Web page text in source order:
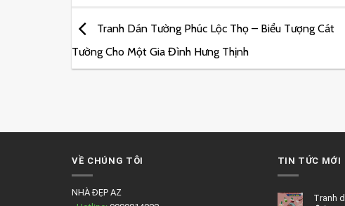
Tranh Dán Tường Phúc Lộc Thọ – Biểu Tượng Cát
Tường Cho Một Gia Đình Hưng Thịnh
VỀ CHÚNG TÔI
NHÀ ĐẸP AZ
TIN TỨC MỚI
Tranh